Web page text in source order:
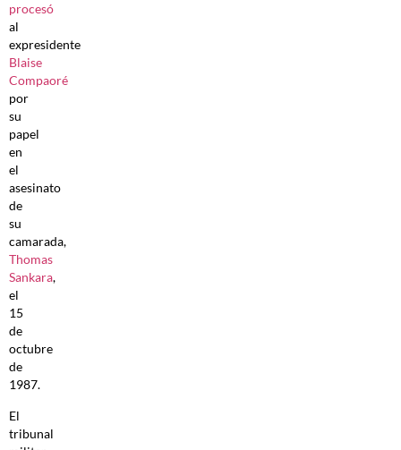
procesó
al
expresidente
Blaise
Compaoré
por
su
papel
en
el
asesinato
de
su
camarada,
Thomas
Sankara,
el
15
de
octubre
de
1987.
El
tribunal